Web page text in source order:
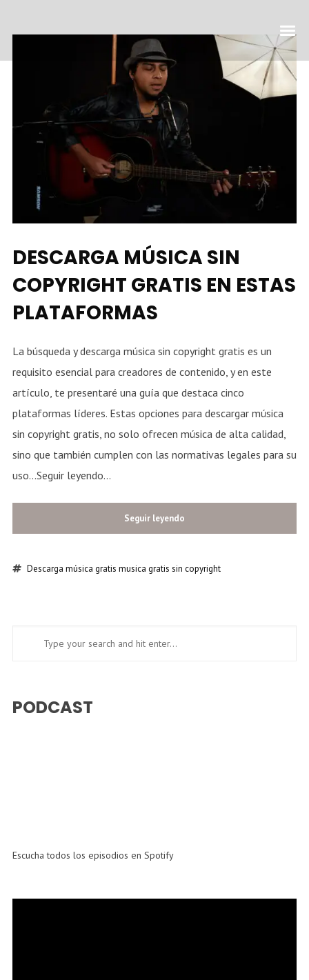
DESCARGA MÚSICA SIN
COPYRIGHT GRATIS EN ESTAS
PLATAFORMAS
La búsqueda y descarga música sin copyright gratis es un
requisito esencial para creadores de contenido, y en este
artículo, te presentaré una guía que destaca cinco
plataformas líderes. Estas opciones para descargar música
sin copyright gratis, no solo ofrecen música de alta calidad,
sino que también cumplen con las normativas legales para su
uso...Seguir leyendo...
Seguir leyendo
Descarga música gratis musica gratis sin copyright
PODCAST
Escucha todos los episodios en Spotify